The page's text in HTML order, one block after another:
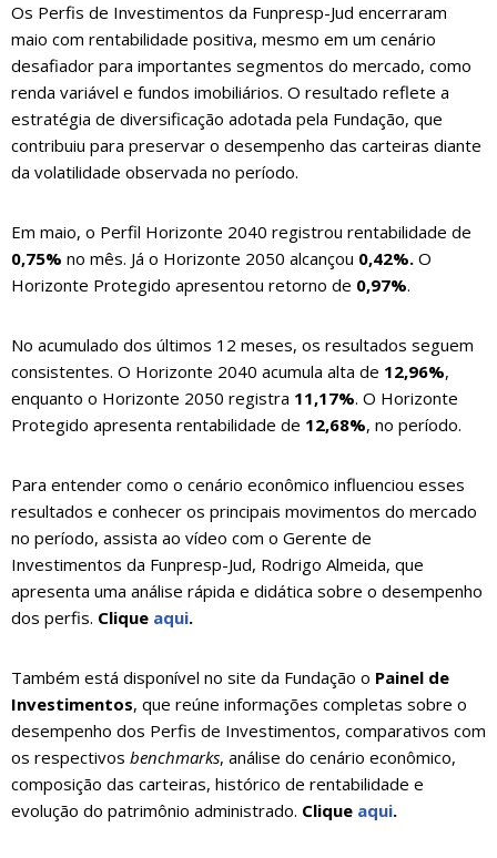
Os Perfis de Investimentos da Funpresp-Jud encerraram
maio com rentabilidade positiva, mesmo em um cenário
desafiador para importantes segmentos do mercado, como
renda variável e fundos imobiliários. O resultado reflete a
estratégia de diversificação adotada pela Fundação, que
contribuiu para preservar o desempenho das carteiras diante
da volatilidade observada no período.
Em maio, o Perfil Horizonte 2040 registrou rentabilidade de
0,75% no mês. Já o Horizonte 2050 alcançou 0,42%. O
Horizonte Protegido apresentou retorno de 0,97%.
No acumulado dos últimos 12 meses, os resultados seguem
consistentes. O Horizonte 2040 acumula alta de 12,96%,
enquanto o Horizonte 2050 registra 11,17%. O Horizonte
Protegido apresenta rentabilidade de 12,68%, no período.
Para entender como o cenário econômico influenciou esses
resultados e conhecer os principais movimentos do mercado
no período, assista ao vídeo com o Gerente de
Investimentos da Funpresp-Jud, Rodrigo Almeida, que
apresenta uma análise rápida e didática sobre o desempenho
dos perfis. Clique aqui.
Também está disponível no site da Fundação o Painel de
Investimentos, que reúne informações completas sobre o
desempenho dos Perfis de Investimentos, comparativos com
os respectivos benchmarks, análise do cenário econômico,
composição das carteiras, histórico de rentabilidade e
evolução do patrimônio administrado. Clique aqui.